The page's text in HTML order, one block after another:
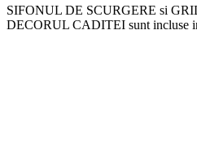
SIFONUL DE SCURGERE si
DECORUL CADITEI sunt incluse